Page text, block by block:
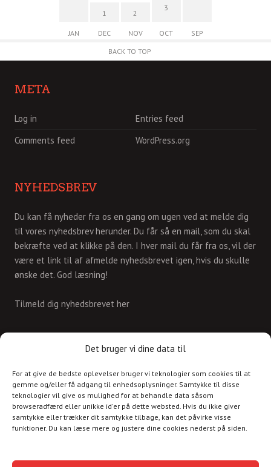
Det bruger vi dine data til
For at give de bedste oplevelser bruger vi teknologier som cookies til at
gemme og/eller få adgang til enhedsoplysninger. Samtykke til disse
teknologier vil give os mulighed for at behandle data såsom
browseradfærd eller unikke id'er på dette websted. Hvis du ikke giver
samtykke eller trækker dit samtykke tilbage, kan det påvirke visse
funktioner. Du kan læse mere og justere dine cookies nederst på siden.
JAN
1
DEC
2
NOV
3
OCT
SEP
BACK TO TOP
META
Log in
Entries feed
Comments feed
WordPress.org
NYHEDSBREV
Du kan få nyheder fra os en gang om ugen ved at melde dig
til vores nyhedsbrev herunder. Du får så en mail, som du skal
bekræfte ved at klikke på den. I hver mail du får fra os, vil der
være et link til af afmelde nyhedsbrevet igen, hvis du skulle
ønske det. God læsning!
Tilmeld dig nyhedsbrevet her
Skriv til os på
info@christianshavnskvarter.dk
Christiania